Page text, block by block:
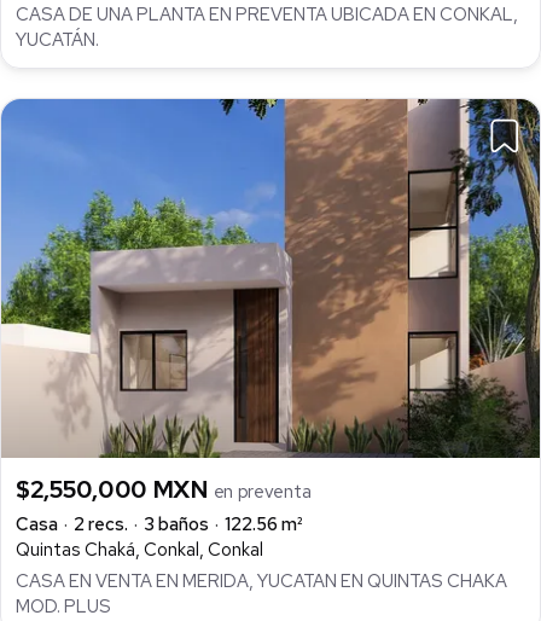
CASA DE UNA PLANTA EN PREVENTA UBICADA EN CONKAL,
YUCATÁN.
$2,550,000 MXN en preventa
Casa
2 recs. 3 baños
122.56 m²
Quintas Chaká, Conkal, Conkal
CASA EN VENTA EN MERIDA, YUCATAN EN QUINTAS CHAKA
MOD. PLUS